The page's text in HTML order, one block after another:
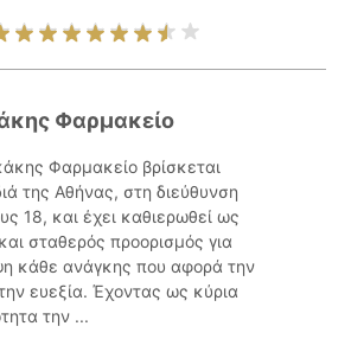
Φαρμακείο
Φαρμακείο βρίσκεται
της Αθήνας, στη διεύθυνση
18, και έχει καθιερωθεί ως
σταθερός προορισμός για
κάθε ανάγκης που αφορά την
ευεξία. Έχοντας ως κύρια
την ...